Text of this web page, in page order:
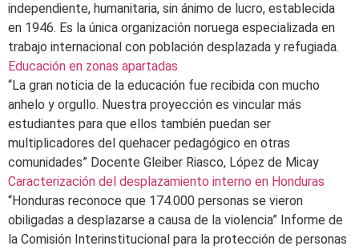
independiente, humanitaria, sin ánimo de lucro, establecida
en 1946. Es la única organización noruega especializada en
trabajo internacional con población desplazada y refugiada.
Educación en zonas apartadas
“La gran noticia de la educación fue recibida con mucho
anhelo y orgullo. Nuestra proyección es vincular más
estudiantes para que ellos también puedan ser
multiplicadores del quehacer pedagógico en otras
comunidades” Docente Gleiber Riasco, López de Micay
Caracterización del desplazamiento interno en Honduras
“Honduras reconoce que 174.000 personas se vieron
obiligadas a desplazarse a causa de la violencia” Informe de
la Comisión Interinstitucional para la protección de personas